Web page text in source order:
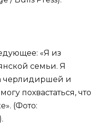
«Я из
семьи. Я
черлидиршей и
похвастаться, что
(Фото: